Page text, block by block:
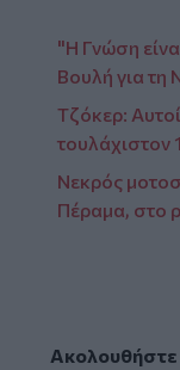
"Η Γνώση
Βουλή για τη
Τζόκερ:
Νεκρός
Πέραμα, στο